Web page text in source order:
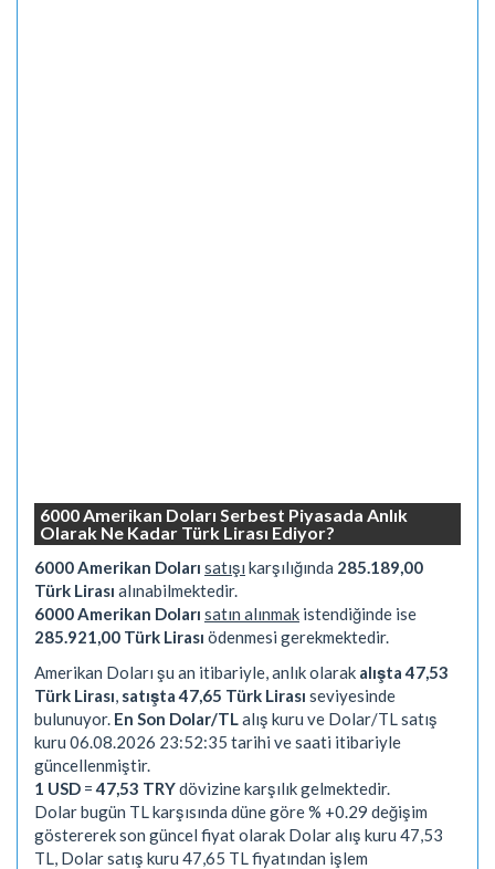
6000 Amerikan Doları Serbest Piyasada Anlık
Olarak Ne Kadar Türk Lirası Ediyor?
6000 Amerikan Doları satışı karşılığında 285.189,00
Türk Lirası alınabilmektedir.
6000 Amerikan Doları satın alınmak istendiğinde ise
285.921,00 Türk Lirası ödenmesi gerekmektedir.
Amerikan Doları şu an itibariyle, anlık olarak alışta 47,53
Türk Lirası satışta 47,65 Türk Lirası seviyesinde
bulunuyor. En Son Dolar/TL alış kuru ve Dolar/TL satış
kuru 06.08.2026 23:52:35 tarihi ve saati itibariyle
güncellenmiştir.
1 USD =47,53 TRYdövizine karşılık gelmektedir.
Dolar bugün TL karşısında düne göre % +0.29 değişim
göstererek son güncel fiyat olarak Dolar alış kuru 47,53
TL, Dolar satış kuru 47,65 TL fiyatından işlem